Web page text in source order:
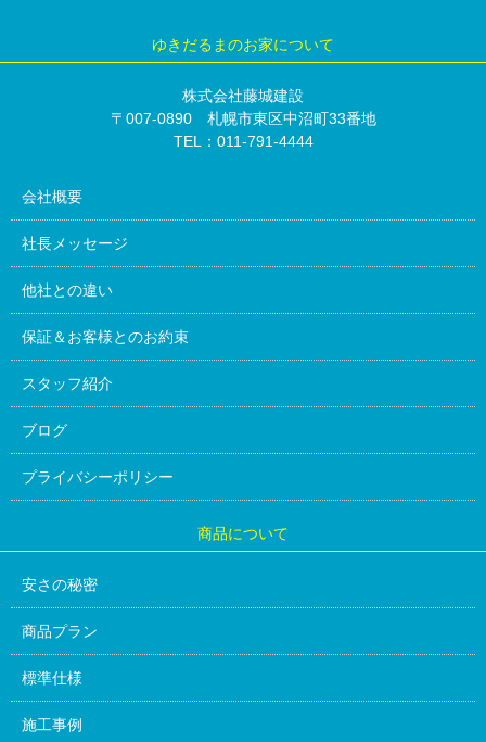
ゆきだるまのお家について
株式会社藤城建設
〒007-0890 札幌市東区中沼町33番地
TEL：011-791-4444
会社概要
社長メッセージ
他社との違い
保証＆お客様とのお約束
スタッフ紹介
ブログ
プライバシーポリシー
商品について
安さの秘密
商品プラン
標準仕様
施工事例